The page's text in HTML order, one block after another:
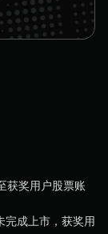
获奖用户股票账
完成上市，获奖用